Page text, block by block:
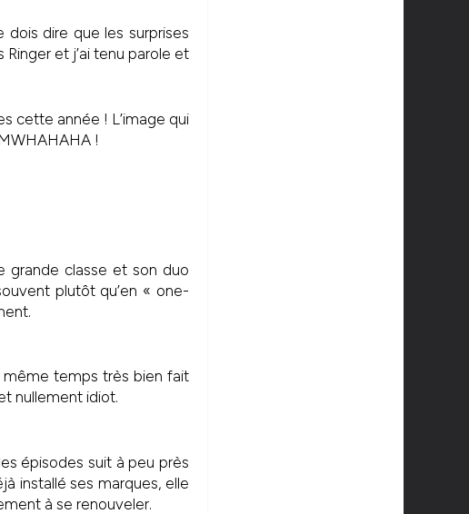
dire que les surprises
et j’ai tenu parole et
cette année ! L’image qui
!
grande classe et son duo
plutôt qu’en « one-
même temps très bien fait
nullement idiot.
épisodes suit à peu près
installé ses marques, elle
à se renouveler.